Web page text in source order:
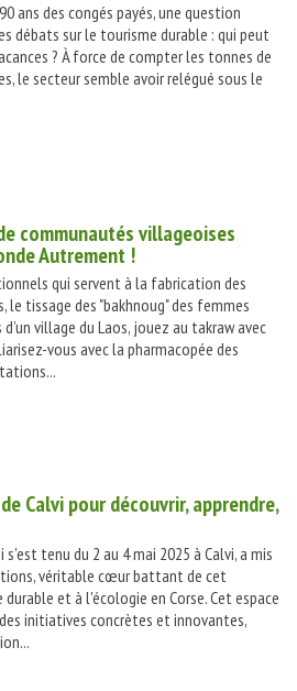
ans des congés payés, une question
débats sur le tourisme durable : qui peut
? À force de compter les tonnes de
le secteur semble avoir relégué sous le
communautés villageoises
Autrement !
qui servent à la fabrication des
tissage des "bakhnoug" des femmes
village du Laos, jouez au takraw avec
vous avec la pharmacopée des
Calvi pour découvrir, apprendre,
tenu du 2 au 4 mai 2025 à Calvi, a mis
véritable cœur battant de cet
et à l'écologie en Corse. Cet espace
initiatives concrètes et innovantes,